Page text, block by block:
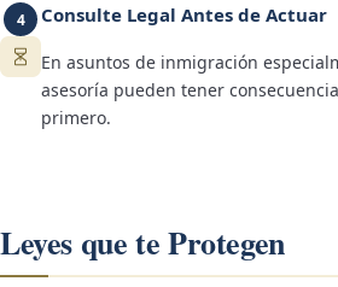
4 Consulte Legal Antes de Actuar
En asuntos de inmigración
asesoría pueden tener
primero.
Leyes que te Protegen